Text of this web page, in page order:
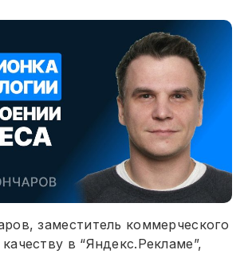
заместитель коммерческого
в “Яндекс.Рекламе”,